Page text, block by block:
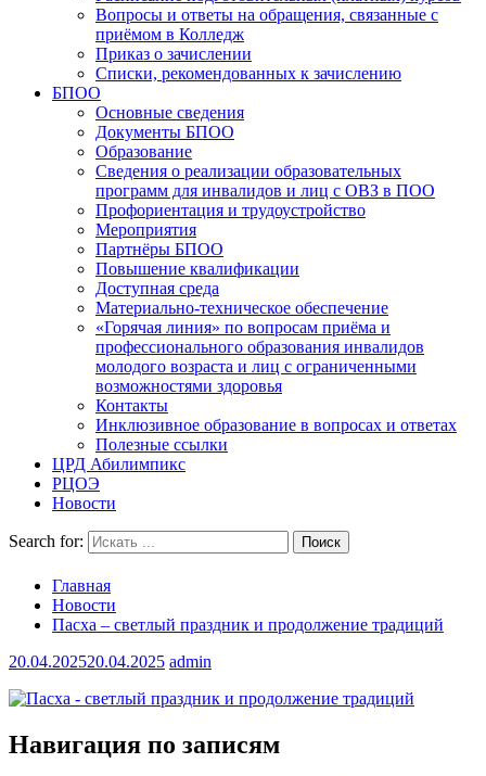
Вопросы и ответы на обращения, связанные с
приёмом в Колледж
Приказ о зачислении
Списки, рекомендованных к зачислению
БПОО
Основные сведения
Документы БПОО
Образование
Сведения о реализации образовательных
программ для инвалидов и лиц с ОВЗ в ПОО
Профориентация и трудоустройство
Мероприятия
Партнёры БПОО
Повышение квалификации
Доступная среда
Материально-техническое обеспечение
«Горячая линия» по вопросам приёма и
профессионального образования инвалидов
молодого возраста и лиц с ограниченными
возможностями здоровья
Контакты
Инклюзивное образование в вопросах и ответах
Полезные ссылки
ЦРД Абилимпикс
РЦОЭ
Новости
Search for:
Главная
Новости
Пасха – светлый праздник и продолжение традиций
20.04.202520.04.2025 admin
Навигация по записям